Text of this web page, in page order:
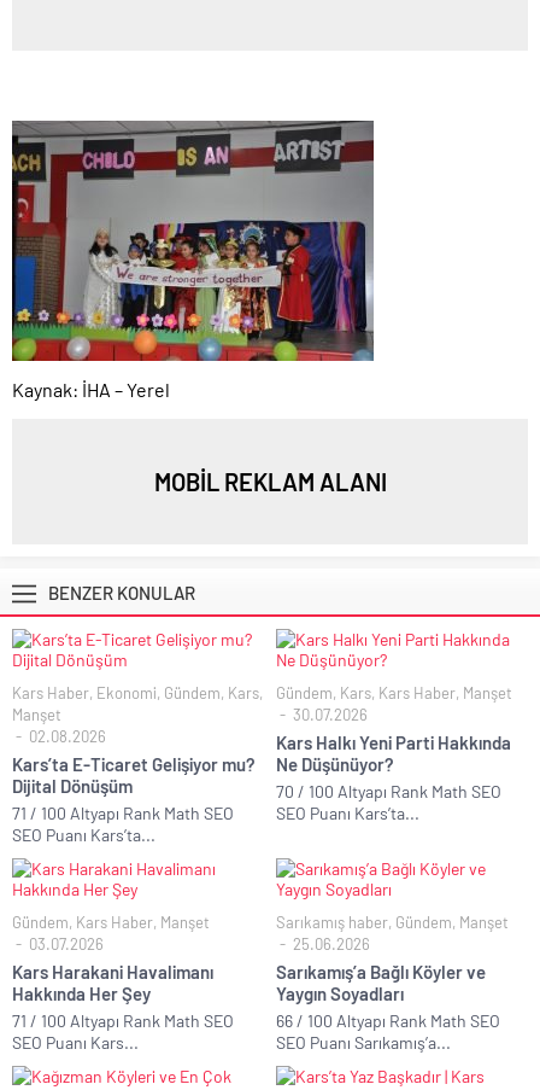
Kaynak: İHA – Yerel
MOBİL REKLAM ALANI
BENZER KONULAR
Kars Haber, Ekonomi, Gündem, Kars,
Manşet
02.08.2026
Kars’ta E-Ticaret Gelişiyor mu?
Dijital Dönüşüm
71 / 100 Altyapı Rank Math SEO
SEO Puanı Kars’ta...
Gündem, Kars, Kars Haber, Manşet
30.07.2026
Kars Halkı Yeni Parti Hakkında
Ne Düşünüyor?
70 / 100 Altyapı Rank Math SEO
SEO Puanı Kars’ta...
Gündem, Kars Haber, Manşet
03.07.2026
Kars Harakani Havalimanı
Hakkında Her Şey
71 / 100 Altyapı Rank Math SEO
SEO Puanı Kars...
Sarıkamış haber, Gündem, Manşet
25.06.2026
Sarıkamış’a Bağlı Köyler ve
Yaygın Soyadları
66 / 100 Altyapı Rank Math SEO
SEO Puanı Sarıkamış’a...